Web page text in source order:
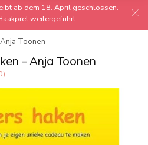
ab dem 18. April geschlossen.
weitergeführt.
Toonen
- Anja Toonen